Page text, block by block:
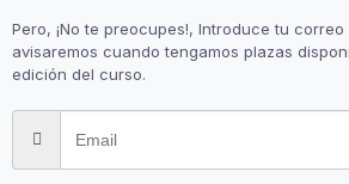
Pero, ¡No te preocupes!, Introduce tu
avisaremos cuando tengamos plazas
edición del curso.